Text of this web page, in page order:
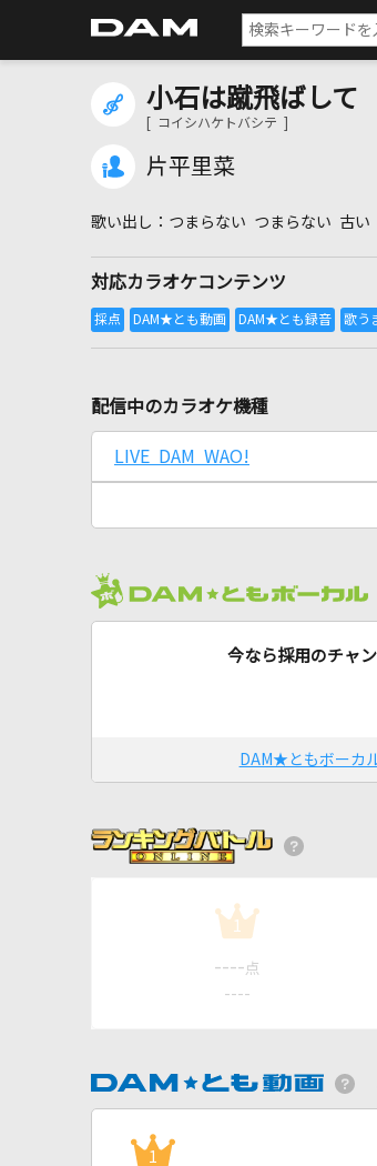
小石は蹴飛ばして
[ コイシハケトバシテ ]
片平里菜
つまらない つまらない 古い
対応カラオケコンテンツ
配信中のカラオケ機種
LIVE DAM WAO!
今なら採用のチャ
DAM★ともボーカ
1
---- 点
----
1